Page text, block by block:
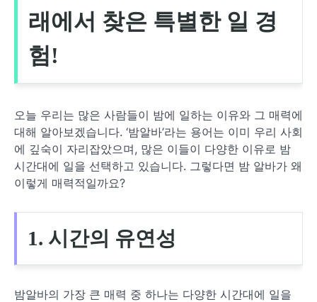
래에서 찾은 특별한 일 경
험!
오늘 우리는 많은 사람들이 밤에 일하는 이유와 그 매력에
대해 알아보겠습니다. ‘밤알바’라는 용어는 이미 우리 사회
에 깊숙이 자리잡았으며, 많은 이들이 다양한 이유로 밤
시간대에 일을 선택하고 있습니다. 그렇다면 밤 알바가 왜
이렇게 매력적일까요?
1. 시간의 유연성
밤알바의 가장 큰 매력 중 하나는 다양한 시간대에 일을